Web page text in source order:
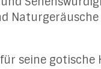
seine